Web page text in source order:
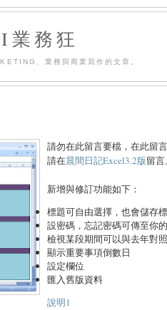
務狂
、業務與商業寫作的文章。
請勿在此留言要檔，在此留
請在晨間日記Excel3.2版留言
新增與修訂功能如下：
標題可自由選擇，也會儲存
設密碼，忘記密碼可傳至你
檢視某段期間可以與去年對照
顯示重要事項倒數日
設定欄位
匯入舊版資料
說明1